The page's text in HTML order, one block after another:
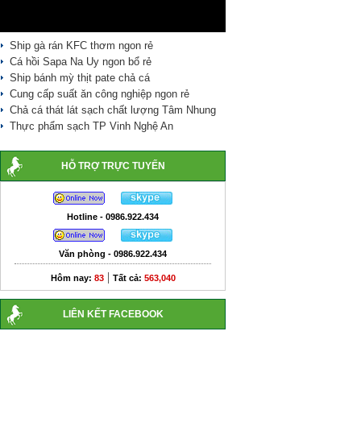
Ship gà rán KFC thơm ngon rẻ
Cá hồi Sapa Na Uy ngon bổ rẻ
Ship bánh mỳ thịt pate chả cá
Cung cấp suất ăn công nghiệp ngon rẻ
Chả cá thát lát sạch chất lượng Tâm Nhung
Thực phẩm sạch TP Vinh Nghệ An
HỖ TRỢ TRỰC TUYẾN
Hotline - 0986.922.434
Văn phòng - 0986.922.434
Hôm nay: 83| Tất cả: 563,040
LIÊN KẾT FACEBOOK